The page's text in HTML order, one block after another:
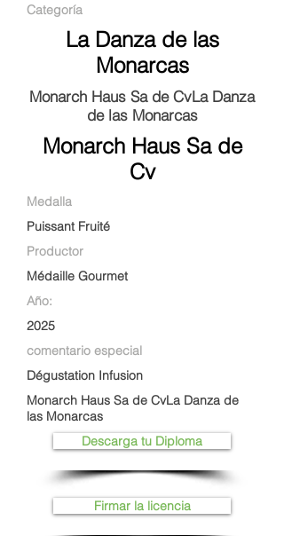
Categoría
La Danza de las
Monarcas
Monarch Haus Sa de CvLa Danza
de las Monarcas
Monarch Haus Sa de
Cv
Medalla
Puissant Fruité
Productor
Médaille Gourmet
Año:
2025
comentario especial
Dégustation Infusion
Monarch Haus Sa de CvLa Danza de
las Monarcas
Descarga tu Diploma
Firmar la licencia